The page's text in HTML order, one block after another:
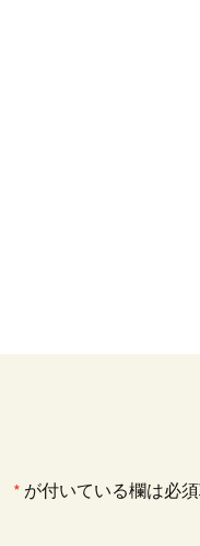
* が付いている欄は必